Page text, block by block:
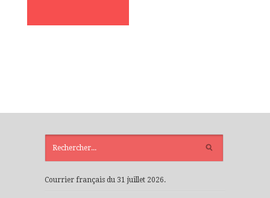
Courrier français du 31 juillet 2026.